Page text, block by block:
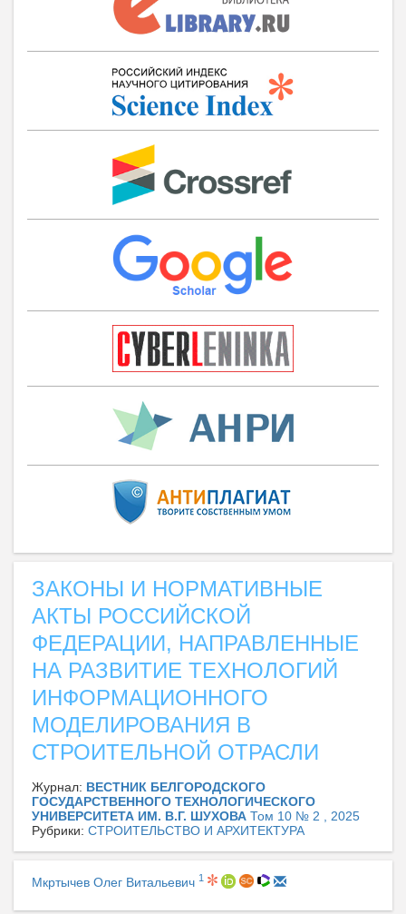
ЗАКОНЫ И НОРМАТИВНЫЕ
АКТЫ РОССИЙСКОЙ
ФЕДЕРАЦИИ, НАПРАВЛЕННЫЕ
НА РАЗВИТИЕ ТЕХНОЛОГИЙ
ИНФОРМАЦИОННОГО
МОДЕЛИРОВАНИЯ В
СТРОИТЕЛЬНОЙ ОТРАСЛИ
Журнал: ВЕСТНИК БЕЛГОРОДСКОГО
ГОСУДАРСТВЕННОГО ТЕХНОЛОГИЧЕСКОГО
УНИВЕРСИТЕТА ИМ. В.Г. ШУХОВА Том 10 № 2 , 2025
Рубрики: СТРОИТЕЛЬСТВО И АРХИТЕКТУРА
Мкртычев Олег Витальевич 1